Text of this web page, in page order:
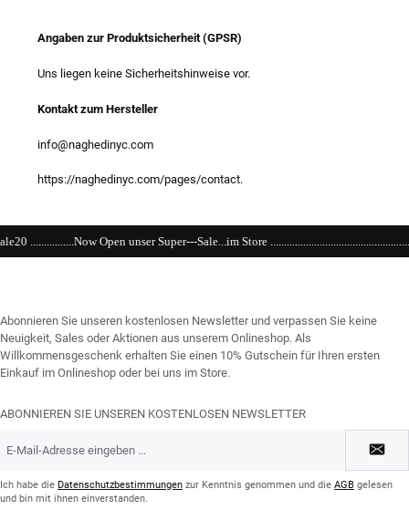
Angaben zur Produktsicherheit (GPSR)
Uns liegen keine Sicherheitshinweise vor.
Kontakt zum Hersteller
info@naghedinyc.com
https://naghedinyc.com/pages/contact.
unser Super---Sale...im Store
Abonnieren Sie unseren kostenlosen Newsletter und verpassen Sie keine
Neuigkeit, Sales oder Aktionen aus unserem Onlineshop. Als
Willkommensgeschenk erhalten Sie einen 10% Gutschein für Ihren ersten
Einkauf im Onlineshop oder bei uns im Store.
ABONNIEREN SIE UNSEREN KOSTENLOSEN NEWSLETTER
Mail-
*Ich habe die Datenschutzbestimmungen zur Kenntnis genommen und die AGB gelesen
und bin mit ihnen einverstanden.